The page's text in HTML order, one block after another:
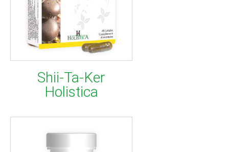
Shii-Ta-Ker
Holistica